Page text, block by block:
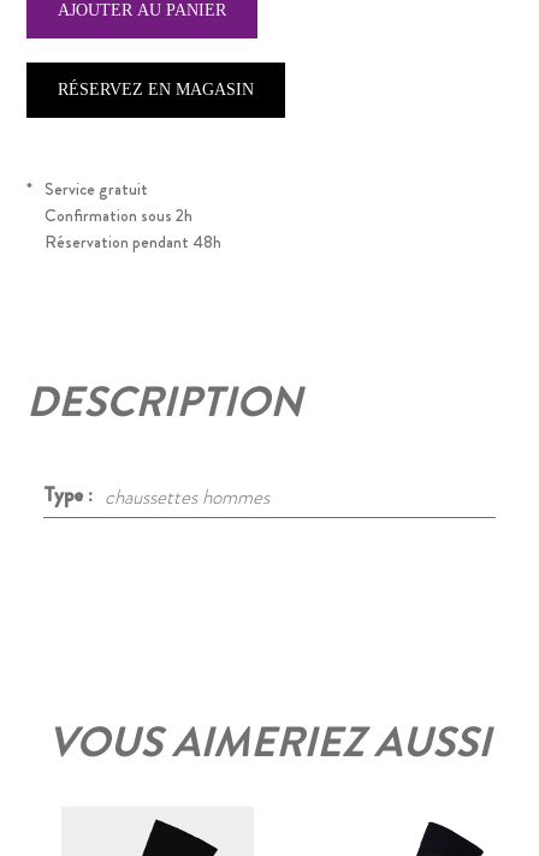
RÉSERVEZ EN MAGASIN
* Service gratuit
Confirmation sous 2h
Réservation pendant 48h
DESCRIPTION
Type : chaussettes hommes
VOUS AIMERIEZ AUSSI